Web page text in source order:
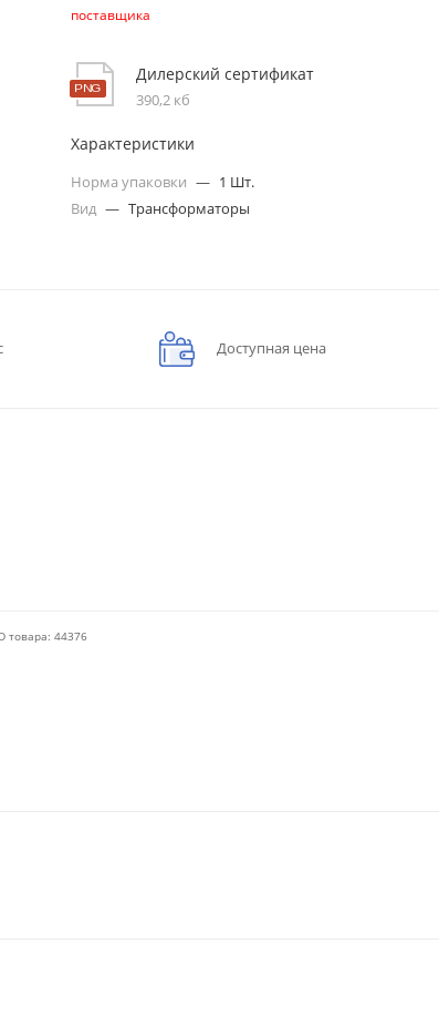
поставщика
Дилерский сертификат
390,2 кб
Характеристики
Норма упаковки — 1 Шт.
Вид — Трансформаторы
Доступная цена
товара: 44376